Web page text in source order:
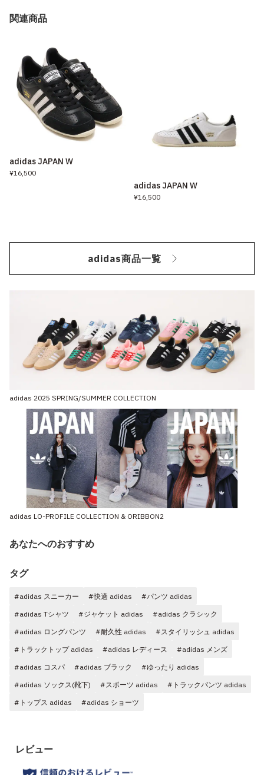
関連商品
adidas JAPAN W
¥16,500
adidas JAPAN W
¥16,500
adidas商品一覧
adidas 2025 SPRING/SUMMER COLLECTION
adidas LO-PROFILE COLLECTION & ORIBBON2
あなたへのおすすめ
タグ
#adidas スニーカー #快適 adidas
#パンツ adidas
#adidas Tシャツ
#ジャケット adidas
#adidas クラシック
#adidas ロングパンツ
#耐久性 adidas
#スタイリッシュ adidas
#トラックトップ adidas
#adidas レディース
#adidas メンズ
#adidas コスパ
#adidas ブラック
#ゆったり adidas
#adidas ソックス(靴下)
#スポーツ adidas
#トラックパンツ adidas
#トップス adidas
#adidas ショーツ